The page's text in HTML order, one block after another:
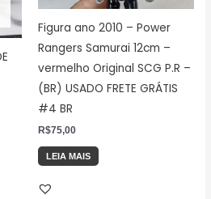
Figura ano 2010 – Power
Rangers Samurai 12cm –
vermelho Original SCG P.R –
(BR) USADO FRETE GRÁTIS
#4 BR
R$75,00
LEIA MAIS